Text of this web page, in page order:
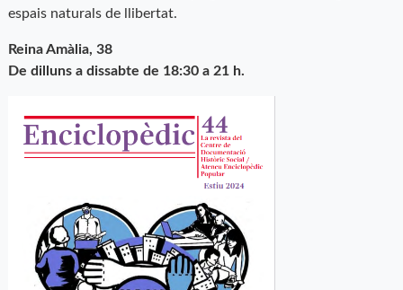
espais naturals de llibertat.
Reina Amàlia, 38
De dilluns a dissabte de 18:30 a 21 h.